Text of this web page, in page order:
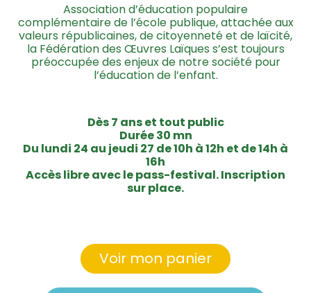
Association d’éducation populaire
complémentaire de l’école publique, attachée aux
valeurs républicaines, de citoyenneté et de laïcité,
la Fédération des Œuvres Laïques s’est toujours
préoccupée des enjeux de notre société pour
l’éducation de l’enfant.
Dès 7 ans et tout public
Durée 30 mn
Du lundi 24 au jeudi 27 de 10h à 12h et de 14h à
16h
Accès libre avec le pass-festival. Inscription
sur place.
Voir mon panier